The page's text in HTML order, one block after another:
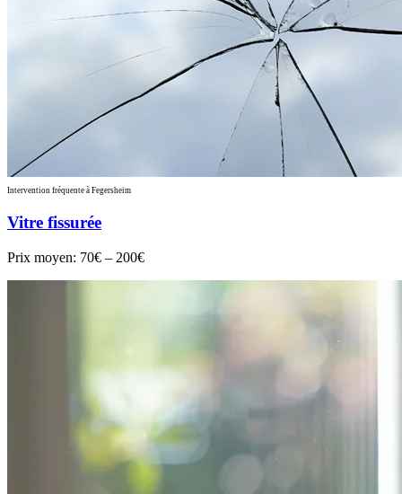
Intervention fréquente à Fegersheim
Vitre fissurée
Prix moyen: 70€ – 200€